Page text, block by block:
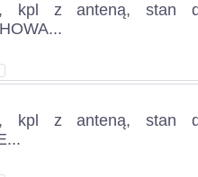
kpl z anteną, stan
kpl z anteną, stan